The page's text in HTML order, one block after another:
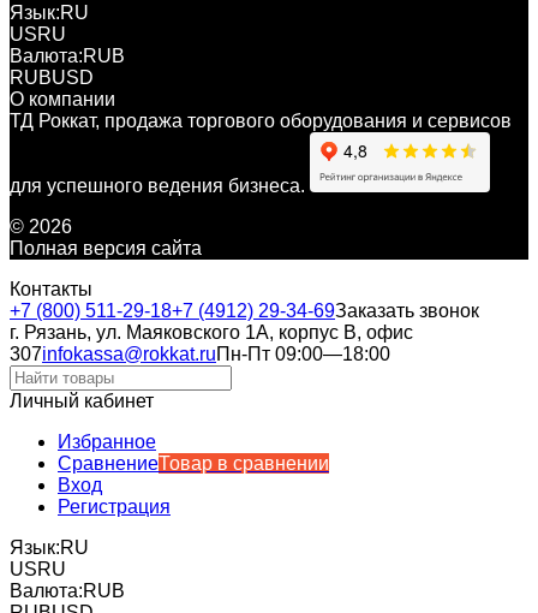
Язык:RU
USRU
Валюта:RUB
RUBUSD
О компании
ТД Роккат, продажа торгового оборудования и сервисов
для успешного ведения бизнеса.
© 2026
Полная версия сайта
Контакты
+7 (800) 511-29-18+7 (4912) 29-34-69Заказать звонок
г. Рязань, ул. Маяковского 1А, корпус B, офис
307infokassa@rokkat.ruПн-Пт 09:00—18:00
Личный кабинет
Избранное
СравнениеТовар в сравнении
Вход
Регистрация
Язык:RU
USRU
Валюта:RUB